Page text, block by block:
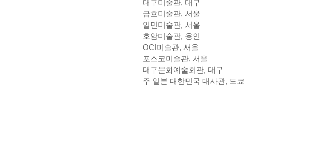
대구미술관, 대구
금호미술관, 서울
일민미술관, 서울
호암미술관, 용인
OCI미술관, 서울
포스코미술관, 서울
대구문화예술회관, 대구
주 일본 대한민국 대사관, 도쿄